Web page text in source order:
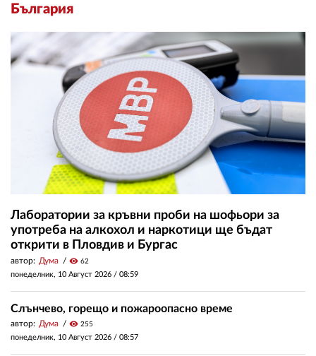
България
Лаборатории за кръвни проби на шофьори за
употреба на алкохол и наркотици ще бъдат
открити в Пловдив и Бургас
автор: Дума visibility 62
понеделник, 10 Август 2026 / 08:59
Слънчево, горещо и пожароопасно време
автор: Дума visibility 255
понеделник, 10 Август 2026 / 08:57